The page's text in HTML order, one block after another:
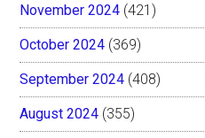
November 2024 (421)
October 2024 (369)
September 2024 (408)
August 2024 (355)